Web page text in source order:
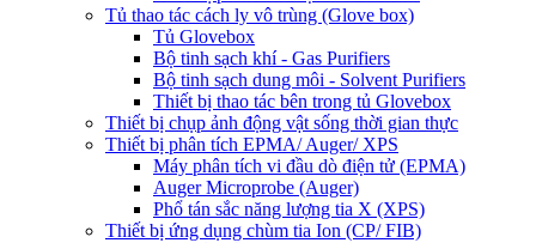
Tủ thao tác cách ly vô trùng (Glove box)
Tủ Glovebox
Bộ tinh sạch khí - Gas Purifiers
Bộ tinh sạch dung môi - Solvent Purifiers
Thiết bị thao tác bên trong tủ Glovebox
Thiết bị chụp ảnh động vật sống thời gian thực
Thiết bị phân tích EPMA/ Auger/ XPS
Máy phân tích vi đầu dò điện tử (EPMA)
Auger Microprobe (Auger)
Phổ tán sắc năng lượng tia X (XPS)
Thiết bị ứng dụng chùm tia Ion (CP/ FIB)